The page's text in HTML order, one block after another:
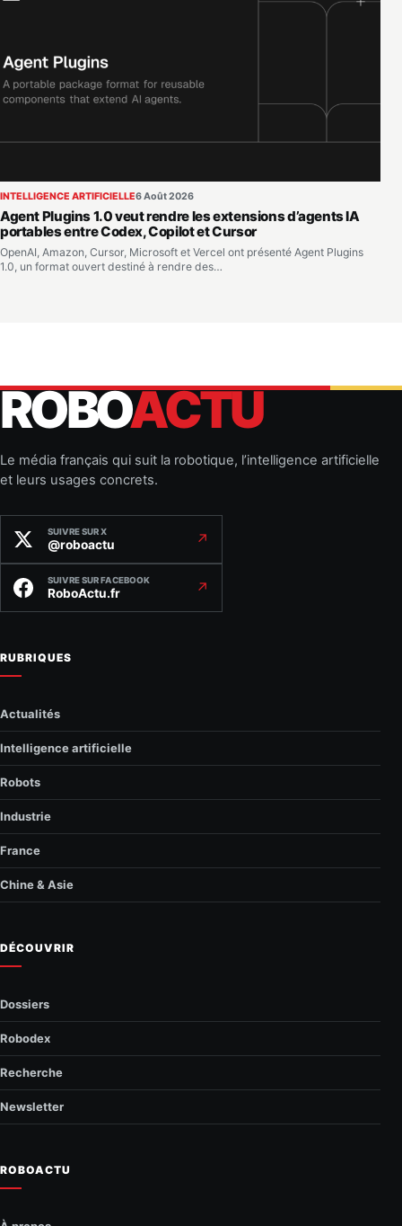
INTELLIGENCE ARTIFICIELLE6 Août 2026
Agent Plugins 1.0 veut rendre les extensions d’agents IA
portables entre Codex, Copilot et Cursor
OpenAI, Amazon, Cursor, Microsoft et Vercel ont présenté Agent Plugins
1.0, un format ouvert destiné à rendre des…
ROBOACTU
Le média français qui suit la robotique, l’intelligence artificielle
et leurs usages concrets.
SUIVRE SUR X
@roboactu ↗
SUIVRE SUR FACEBOOK
RoboActu.fr ↗
RUBRIQUES
Actualités
Intelligence artificielle
Robots
Industrie
France
Chine & Asie
DÉCOUVRIR
Dossiers
Robodex
Recherche
Newsletter
ROBOACTU